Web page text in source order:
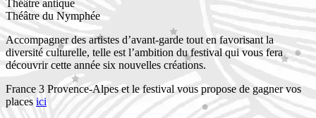
Théâtre antique
Théâtre du Nymphée
Accompagner des artistes d’avant-garde tout en favorisant la
diversité culturelle, telle est l’ambition du festival qui vous fera
découvrir cette année six nouvelles créations.
France 3 Provence-Alpes et le festival vous propose de gagner vos
places ici